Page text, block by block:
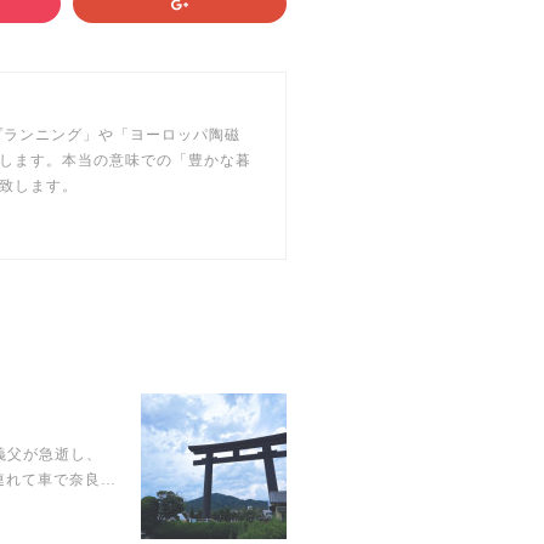
ンニング」や「ヨーロッパ陶磁
ます。本当の意味での「豊かな暮
します。
が急逝し、
れて車で奈良…